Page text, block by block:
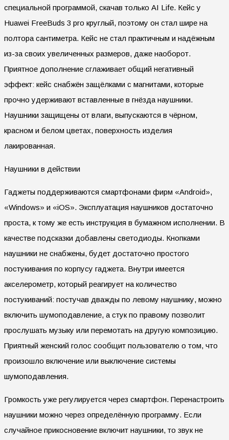
специальной программой, скачав только AI Life. Кейс у
Huawei FreeBuds 3 pro круглый, поэтому он стал шире на
полтора сантиметра. Кейс не стал практичным и надёжным
из-за своих увеличенных размеров, даже наоборот.
Приятное дополнение сглаживает общий негативный
эффект: кейс снабжён защёлками с магнитами, которые
прочно удерживают вставленные в гнёзда наушники.
Наушники защищены от влаги, выпускаются в чёрном,
красном и белом цветах, поверхность изделия
лакированная.
Наушники в действии
Гаджеты поддерживаются смартфонами фирм «Android»,
«Windows» и «iOS». Эксплуатация наушников достаточно
проста, к тому же есть инструкция в бумажном исполнении. В
качестве подсказки добавлены светодиоды. Кнопками
наушники не снабжены, будет достаточно простого
постукивания по корпусу гаджета. Внутри имеется
акселерометр, который реагирует на количество
постукиваний: постучав дважды по левому наушнику, можно
включить шумоподавление, а стук по правому позволит
прослушать музыку или перемотать на другую композицию.
Приятный женский голос сообщит пользователю о том, что
произошло включение или выключение системы
шумоподавления.
Громкость уже регулируется через смартфон. Перенастроить
наушники можно через определённую программу. Если
случайное прикосновение включит наушники, то звук не